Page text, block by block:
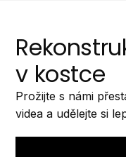
v kostce
Prožijte s námi
videa a udělejte si